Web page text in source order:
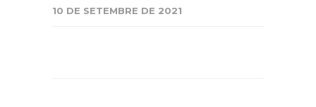
10 DE SETEMBRE DE 2021